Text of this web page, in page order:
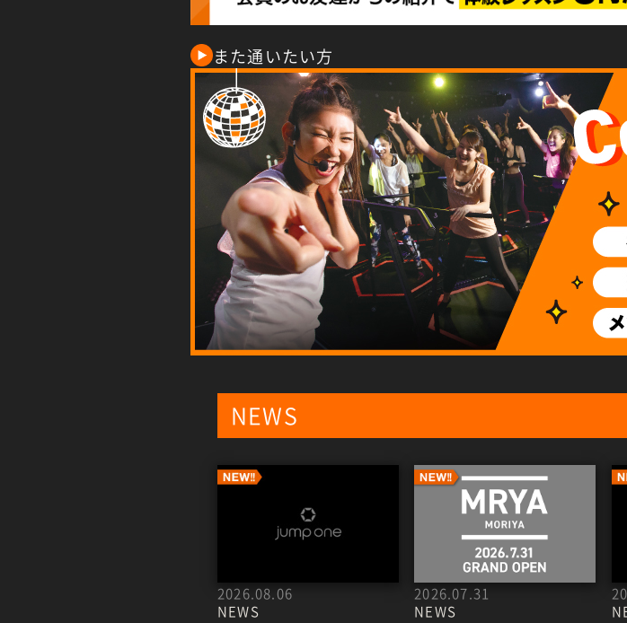
また通いたい方
NEWS
2026.08.06
NEWS
2026.07.31
NEWS